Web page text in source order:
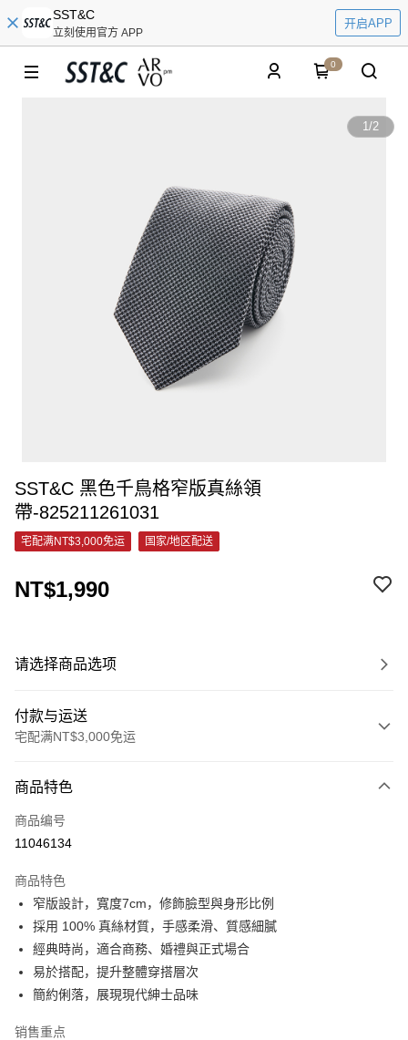
SST&C
立刻使用官方 APP
开启APP
0
1/2
SST&C 黑色千鳥格窄版真絲領
帶-825211261031
宅配满NT$3,000免运 国家/地区配送
NT$1,990
请选择商品选项
付款与运送
宅配满NT$3,000免运
信用卡一次付款
信用卡分期付款
合作金库商业银行
华南商业银行
彰化商业银行
上海商业储蓄银行
台北富邦商业银行
国泰世华商业银行
兆丰国际商业银行
台湾中小企业银行
汇丰（台湾）商业银行
联邦商业银行
元大商业银行
6期 0利率，每期
华南商业银行
彰化商业银行
上海商业储蓄银行
台北富邦商业银行
国泰世华商业银行
台湾中小企业银行
联邦商业银行
LINE Pay
Apple Pay
街口支付
悠遊付
商品特色
商品编号
11046134
商品特色
窄版設計，寬度7cm，修飾臉型與身形比例
採用 100% 真絲材質，手感柔滑、質感細膩
經典時尚，適合商務、婚禮與正式場合
易於搭配，提升整體穿搭層次
簡約俐落，展現現代紳士品味
销售重点